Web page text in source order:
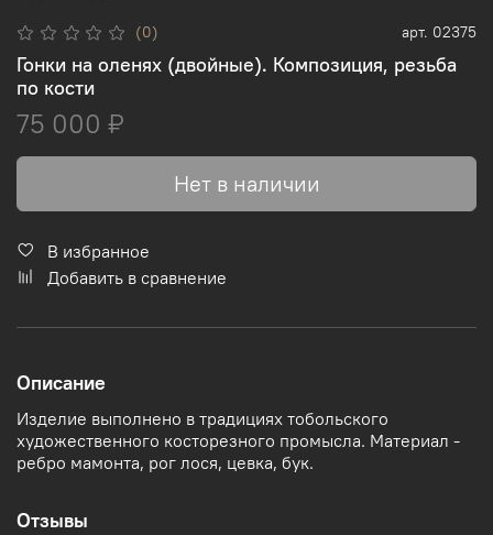
(0) арт. 02375
Гонки на оленях (двойные). Композиция, резьба
по кости
75 000 ₽
Нет в наличии
В избранное
Добавить в сравнение
Описание
Изделие выполнено в традициях тобольского
художественного косторезного промысла. Материал -
ребро мамонта, рог лося, цевка, бук.
Отзывы